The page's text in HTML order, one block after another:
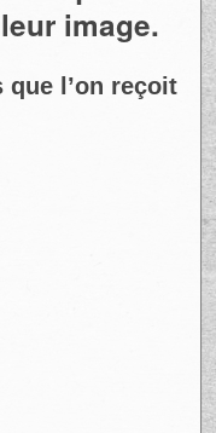
image.
l’on reçoit